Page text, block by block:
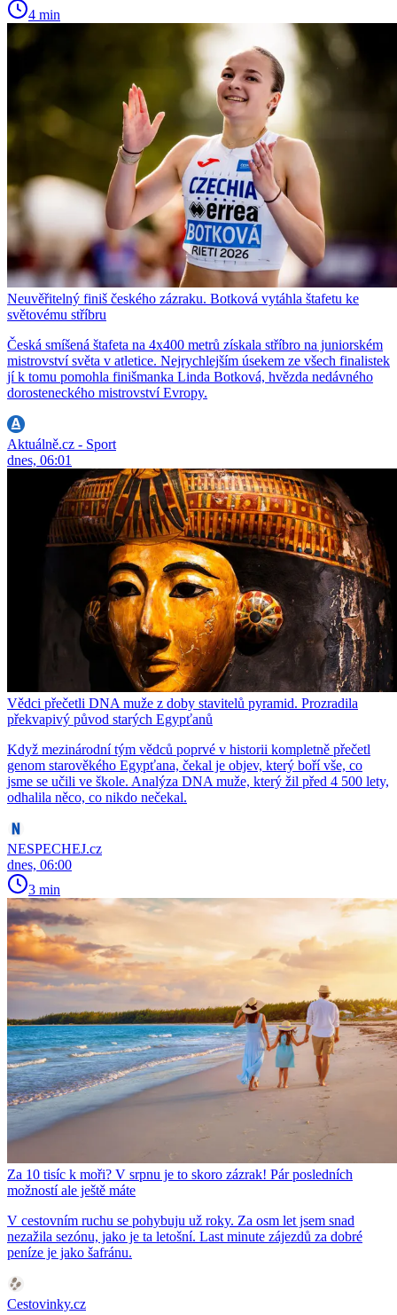
4 min
Neuvěřitelný finiš českého zázraku. Botková vytáhla štafetu ke
světovému stříbru
Česká smíšená štafeta na 4x400 metrů získala stříbro na juniorském
mistrovství světa v atletice. Nejrychlejším úsekem ze všech finalistek
jí k tomu pomohla finišmanka Linda Botková, hvězda nedávného
dorosteneckého mistrovství Evropy.
Aktuálně.cz - Sport
dnes, 06:01
Vědci přečetli DNA muže z doby stavitelů pyramid. Prozradila
překvapivý původ starých Egypťanů
Když mezinárodní tým vědců poprvé v historii kompletně přečetl
genom starověkého Egypťana, čekal je objev, který boří vše, co
jsme se učili ve škole. Analýza DNA muže, který žil před 4 500 lety,
odhalila něco, co nikdo nečekal.
NESPECHEJ.cz
dnes, 06:00
3 min
Za 10 tisíc k moři? V srpnu je to skoro zázrak! Pár posledních
možností ale ještě máte
V cestovním ruchu se pohybuju už roky. Za osm let jsem snad
nezažila sezónu, jako je ta letošní. Last minute zájezdů za dobré
peníze je jako šafránu.
Cestovinky.cz